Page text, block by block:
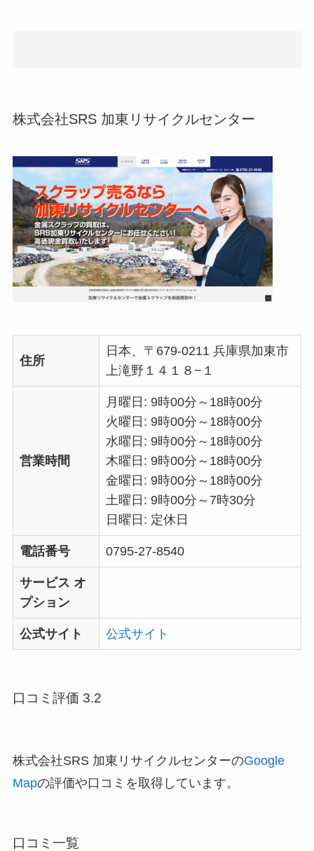
株式会社SRS 加東リサイクルセンター
住所
日本、〒679-0211 兵庫県加東市
上滝野１４１８−１
営業時間
月曜日: 9時00分～18時00分
火曜日: 9時00分～18時00分
水曜日: 9時00分～18時00分
木曜日: 9時00分～18時00分
金曜日: 9時00分～18時00分
土曜日: 9時00分～7時30分
日曜日: 定休日
電話番号 0795-27-8540
サービス オ
プション
公式サイト 公式サイト
口コミ評価 3.2
株式会社SRS 加東リサイクルセンターのGoogle
Mapの評価や口コミを取得しています。
口コミ一覧